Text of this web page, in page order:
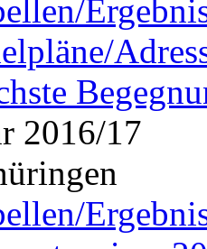
2016/17